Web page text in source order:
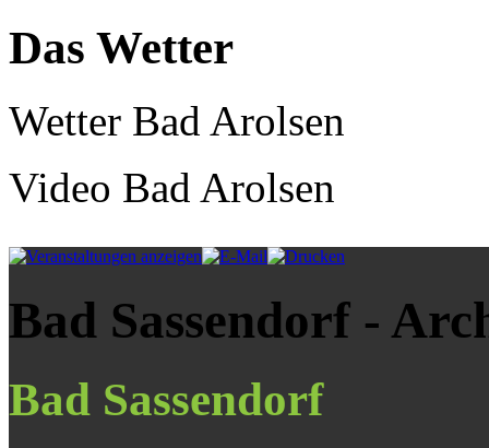
Das Wetter
Wetter Bad Arolsen
Video Bad Arolsen
Bad Sassendorf -
Bad Sassendorf